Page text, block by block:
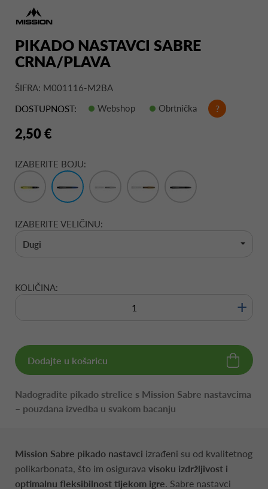
PIKADO NASTAVCI SABRE
CRNA/PLAVA
ŠIFRA: M001116-M2BA
DOSTUPNOST:
Webshop Obrtnička ?
2,50 €
IZABERITE BOJU:
IZABERITE VELIČINU:
Dugi
KOLIČINA:
+
Dodajte u košaricu
Nadogradite pikado strelice s Mission Sabre nastavcima
– pouzdana izvedba u svakom bacanju
Mission Sabre pikado nastavci izrađeni su od kvalitetnog
polikarbonata, što im osigurava visoku izdržljivost i
optimalnu fleksibilnost tijekom igre. Sabre nastavci